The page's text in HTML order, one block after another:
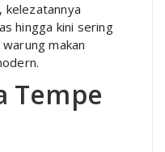
kelezatannya
hingga kini sering
makan
Tempe